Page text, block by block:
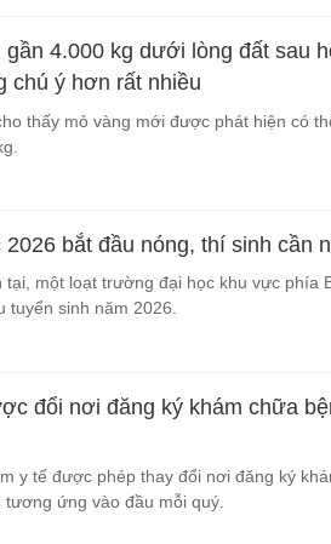
4.000 kg dưới lòng đất sau
chú ý hơn rất nhiều
thấy mỏ vàng mới được phát hiện có
2026 bắt đầu nóng, thí sinh cần
một loạt trường đại học khu vực phía
tuyển sinh năm 2026.
đổi nơi đăng ký khám chữa
y tế được phép thay đổi nơi đăng ký
ứng vào đầu mỗi quý.